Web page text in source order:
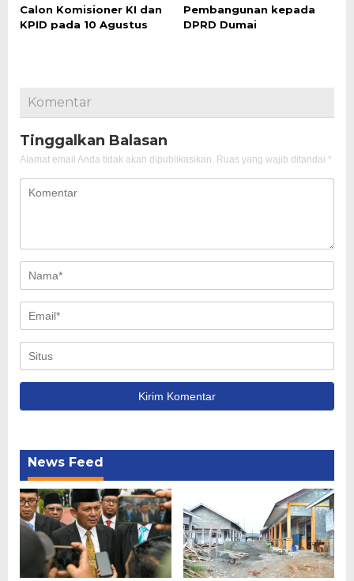
Calon Komisioner KI dan
KPID pada 10 Agustus
Pembangunan kepada
DPRD Dumai
Komentar
Tinggalkan Balasan
Alamat email Anda tidak akan dipublikasikan. Ruas yang wajib ditandai *
News Feed